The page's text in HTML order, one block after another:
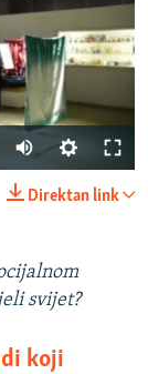
Direktan link
svijet?
koji